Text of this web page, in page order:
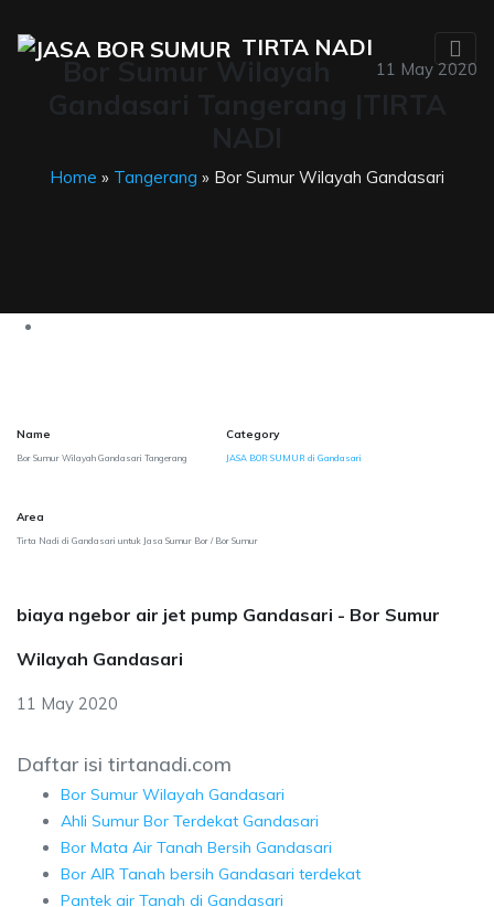
TIRTA NADI
11 May 2020
Home » Tangerang » Bor Sumur Wilayah Gandasari
Name
Bor Sumur Wilayah Gandasari Tangerang
Category
JASA BOR SUMUR di Gandasari
Area
Tirta Nadi di Gandasari untuk Jasa Sumur Bor / Bor Sumur
biaya ngebor air jet pump Gandasari - Bor Sumur
Wilayah Gandasari
11 May 2020
Daftar isi tirtanadi.com
Bor Sumur Wilayah Gandasari
Ahli Sumur Bor Terdekat Gandasari
Bor Mata Air Tanah Bersih Gandasari
Bor AIR Tanah bersih Gandasari terdekat
Pantek air Tanah di Gandasari